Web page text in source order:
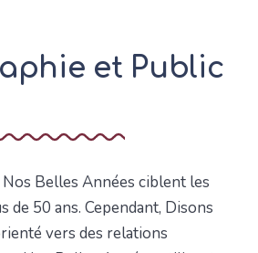
et Public
Belles Années ciblent les
de 50 ans. Cependant, Disons
vers des relations